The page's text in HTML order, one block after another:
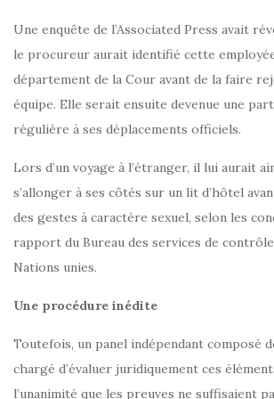
Une enquête de l’Associated Press avait
le procureur aurait identifié cette
département de la Cour avant de la faire
équipe. Elle serait ensuite devenue une
régulière à ses déplacements officiels.
Lors d’un voyage à l’étranger, il lui aurait
s’allonger à ses côtés sur un lit d’hôtel
des gestes à caractère sexuel, selon les
rapport du Bureau des services de
Nations unies.
Une procédure inédite
Toutefois, un panel indépendant composé
chargé d’évaluer juridiquement ces
l’unanimité que les preuves ne suffisaient